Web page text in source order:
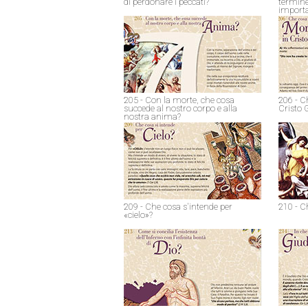
205 - Con la morte, che cosa
succede al nostro corpo e alla
nostra anima?
206 -
Cristo
209 - Che cosa s'intende per
«cielo»?
210 -